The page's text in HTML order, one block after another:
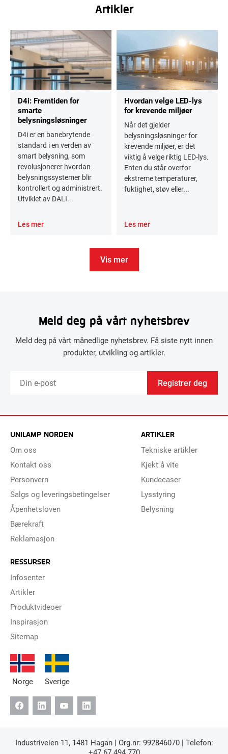
Artikler
D4i: Fremtiden for
smarte
belysningsløsninger
D4i er en banebrytende
standard i en verden av
smart belysning, som
revolusjonerer hvordan
belysningssystemer blir
kontrollert og administrert.
Utviklet av DALI...
Les mer
Hvordan velge LED-lys
for krevende miljøer
Når det gjelder
belysningsløsninger for
krevende miljøer, er det
viktig å velge riktig LED-lys.
Enten du står overfor
ekstreme temperaturer,
fuktighet, støv eller...
Les mer
Vis mer
Meld deg på vårt nyhetsbrev
Meld deg på vårt månedlige nyhetsbrev. Få siste nytt innen
produkter, utvikling og artikler.
Registrer deg
UNILAMP NORDEN
Om oss
Kontakt oss
Personvern
Salgs og leveringsbetingelser
Åpenhetsloven
Bærekraft
Reklamasjon
ARTIKLER
Tekniske artikler
Kjekt å vite
Kundecaser
Lysstyring
Belysning
RESSURSER
Infosenter
Artikler
Produktvideoer
Inspirasjon
Sitemap
Norge Sverige
Industriveien 11, 1481 Hagan | Org.nr: 992846070 | Telefon:
+47 67 494 770